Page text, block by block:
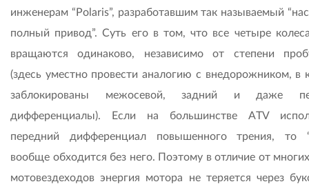
инженерам “Polaris”, разработавшим так называемый
полный привод”. Суть его в том, что все четыре
вращаются одинаково, независимо от степени
(здесь уместно провести аналогию с внедорожником, в
заблокированы межосевой, задний и даже
дифференциалы). Если на большинстве ATV
передний дифференциал повышенного трения, то
вообще обходится без него. Поэтому в отличие от
мотовездеходов энергия мотора не теряется через